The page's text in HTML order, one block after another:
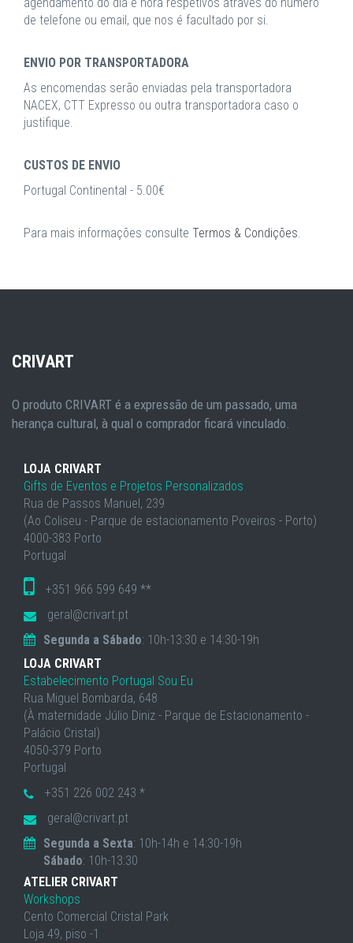
de telefone ou email, que nos é facultado por si.
ENVIO POR TRANSPORTADORA
As encomendas serão enviadas pela transportadora
NACEX, CTT Expresso ou outra transportadora caso o
justifique.
CUSTOS DE ENVIO
Portugal Continental - 5.00€
Para mais informações consulte Termos & Condições.
CRIVART
O produto CRIVART é a expressão de um passado, uma
herança cultural, à qual o comprador ficará vinculado.
LOJA CRIVART
Gifts de Eventos e Projetos Personalizados
Rua de Passos Manuel, 239
(Ao Coliseu - Parque de estacionamento Poveiros - Porto)
4000-383 Porto
Portugal
+351 966 599 649 **
geral@crivart.pt
Segunda a Sábado: 10h-13:30 e 14:30-19h
LOJA CRIVART
Estabelecimento Portugal Sou Eu
Rua Miguel Bombarda, 648
(À maternidade Júlio Diniz - Parque de Estacionamento -
Palácio Cristal)
4050-379 Porto
Portugal
+351 226 002 243 *
geral@crivart.pt
Segunda a Sexta: 10h-14h e 14:30-19h
Sábado: 10h-13:30
ATELIER CRIVART
Workshops
Cento Comercial Cristal Park
Loja 49, piso -1